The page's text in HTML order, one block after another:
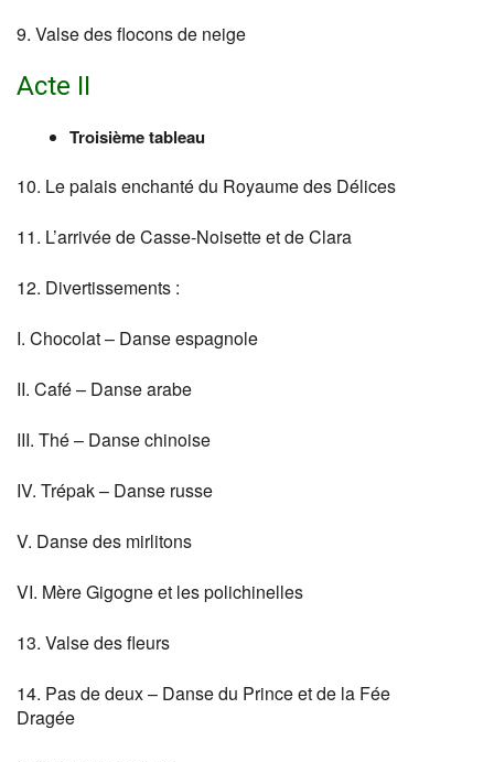
9. Valse des flocons de neige
Acte II
Troisième tableau
10. Le palais enchanté du Royaume des Délices
11. L’arrivée de Casse-Noisette et de Clara
12. Divertissements :
I. Chocolat – Danse espagnole
II. Café – Danse arabe
III. Thé – Danse chinoise
IV. Trépak – Danse russe
V. Danse des mirlitons
VI. Mère Gigogne et les polichinelles
13. Valse des fleurs
14. Pas de deux – Danse du Prince et de la Fée
Dragée